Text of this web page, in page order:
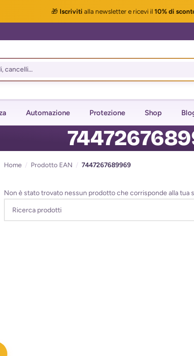
🎁 Iscriviti alla newslettere ricevi il 10% di
Automazione Protezione Shop
Home / Prodotto EAN / 7447267689969
Non è stato trovato nessun prodotto che corrisponde alla tua